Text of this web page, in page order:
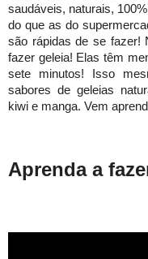
saudáveis, naturais,
do que as do
são rápidas de se fazer!
fazer geleia! Elas têm
sete minutos! Isso
sabores de geleias
kiwi e manga. Vem
Aprenda a